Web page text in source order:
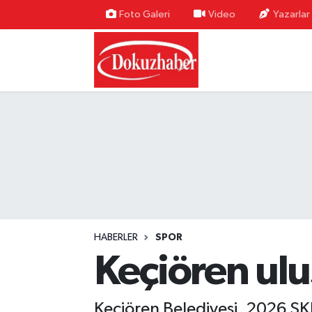
Foto Galeri Video Yazarlar
HABERLER SPOR
Keçiören
Keçiören Belediyesi, 2026
Hava Durumu
Trafik Durumu